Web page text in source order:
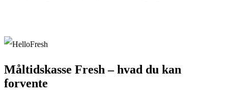
Måltidskasse Fresh – hvad du kan
forvente